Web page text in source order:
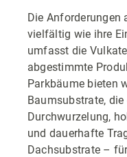
Die Anforderungen
vielfältig wie ihre
umfasst die
abgestimmte
Parkbäume bieten
Baumsubstrate,
Durchwurzelung,
und dauerhafte
Dachsubstrate –